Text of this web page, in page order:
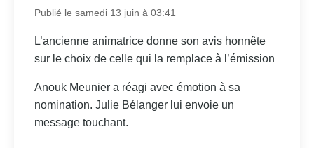
Publié le samedi 13 juin à 03:41
L’ancienne animatrice donne son avis honnête
sur le choix de celle qui la remplace à l’émission
Anouk Meunier a réagi avec émotion à sa
nomination. Julie Bélanger lui envoie un
message touchant.